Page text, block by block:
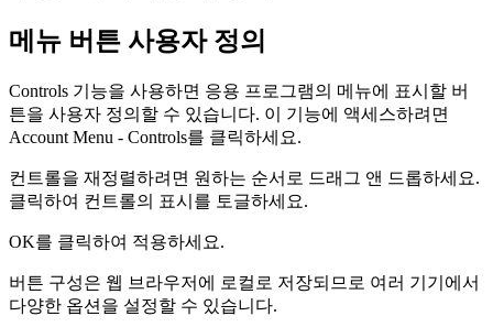
메뉴 버튼 사용자 정의
Controls 기능을 사용하면 응용 프로그램의 메뉴에 표시할 버
튼을 사용자 정의할 수 있습니다. 이 기능에 액세스하려면
Account Menu - Controls를 클릭하세요.
컨트롤을 재정렬하려면 원하는 순서로 드래그 앤 드롭하세요.
클릭하여 컨트롤의 표시를 토글하세요.
OK를 클릭하여 적용하세요.
버튼 구성은 웹 브라우저에 로컬로 저장되므로 여러 기기에서
다양한 옵션을 설정할 수 있습니다.